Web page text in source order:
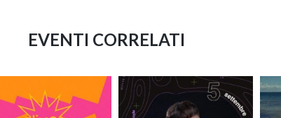
EVENTI CORRELATI